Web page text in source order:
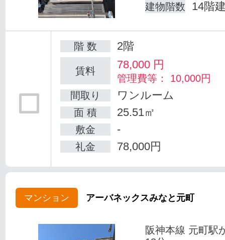
建物階数 14階
階 数 2階
賃料 78,000 円
管理費等： 10,000円
間取り
ワンルーム
面 積 25.51㎡
敷金 -
礼金 78,000円
マンション アーバネックスみなと元町
阪神本線 元町駅